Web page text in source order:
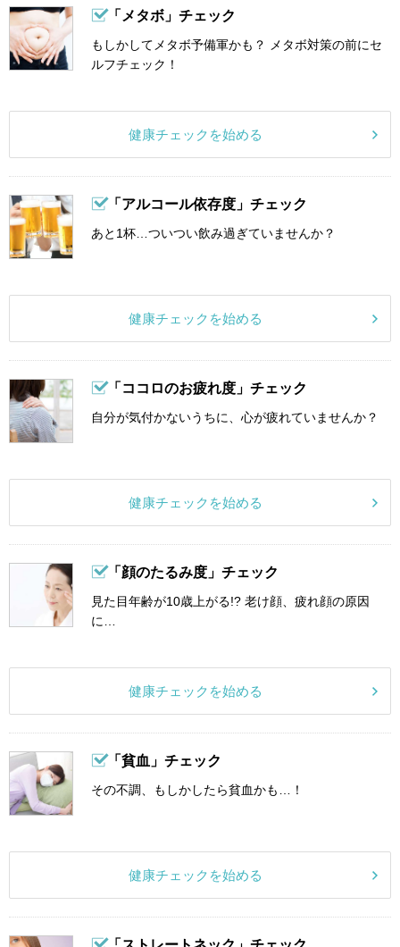
「メタボ」チェック
もしかしてメタボ予備軍かも？ メタボ対策の前にセ
ルフチェック！
健康チェックを始める
「アルコール依存度」チェック
あと1杯…ついつい飲み過ぎていませんか？
健康チェックを始める
「ココロのお疲れ度」チェック
自分が気付かないうちに、心が疲れていませんか？
健康チェックを始める
「顔のたるみ度」チェック
見た目年齢が10歳上がる!? 老け顔、疲れ顔の原因
に…
健康チェックを始める
「貧血」チェック
その不調、もしかしたら貧血かも…！
健康チェックを始める